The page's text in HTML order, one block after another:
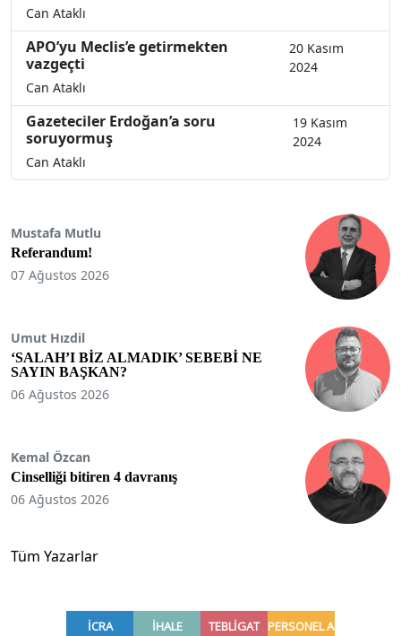
Can Ataklı
APO’yu Meclis’e getirmekten
vazgeçti
20 Kasım
2024
Can Ataklı
Gazeteciler Erdoğan’a soru
soruyormuş
19 Kasım
2024
Can Ataklı
Mustafa Mutlu
Referandum!
07 Ağustos 2026
Umut Hızdil
‘SALAH’I BİZ ALMADIK’ SEBEBİ NE
SAYIN BAŞKAN?
06 Ağustos 2026
Kemal Özcan
Cinselliği bitiren 4 davranış
06 Ağustos 2026
Tüm Yazarlar